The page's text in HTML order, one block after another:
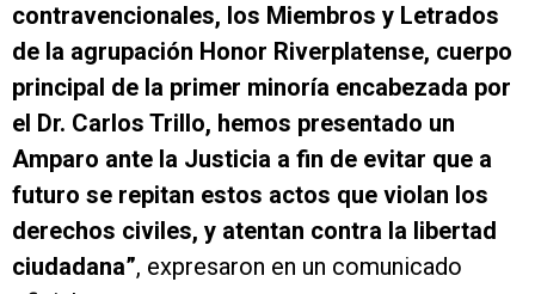
contravencionales, los Miembros y Letrados
de la agrupación Honor Riverplatense, cuerpo
principal de la primer minoría encabezada por
el Dr. Carlos Trillo, hemos presentado un
Amparo ante la Justicia a fin de evitar que a
futuro se repitan estos actos que violan los
derechos civiles, y atentan contra la libertad
ciudadana”, expresaron en un comunicado